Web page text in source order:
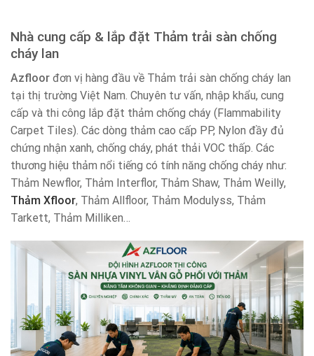
Nhà cung cấp & lắp đặt Thảm trải sàn chống
cháy lan
Azfloor đơn vị hàng đầu về Thảm trải sàn chống cháy lan
tại thị trường Việt Nam. Chuyên tư vấn, nhập khẩu, cung
cấp và thi công lắp đặt thảm chống cháy (Flammability
Carpet Tiles). Các dòng thảm cao cấp PP, Nylon đầy đủ
chứng nhận xanh, chống cháy, phát thải VOC thấp. Các
thương hiệu thảm nổi tiếng có tính năng chống cháy như:
Thảm Newflor, Thảm Interflor, Thảm Shaw, Thảm Weilly,
Thảm Xfloor, Thảm Allfloor, Thảm Modulyss, Thảm
Tarkett, Thảm Milliken…